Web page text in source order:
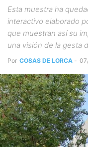
Esta muestra ha
interactivo elaborado
que muestran así su
una visión de la gesta
Por COSAS DE LORCA -